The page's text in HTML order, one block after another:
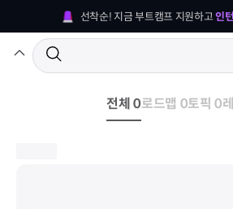
선착순! 지금 부트캠프 지원하고 인
전체 0로드맵 0토픽 0